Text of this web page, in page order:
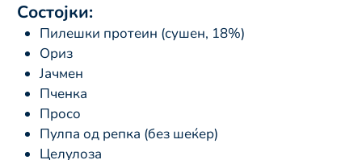
Состојки:
Пилешки протеин (сушен, 18%)
Ориз
Јачмен
Пченка
Просо
Пулпа од репка (без шеќер)
Целулоза